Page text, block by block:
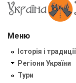
Меню
Історія і традиції
Регіони України
Тури